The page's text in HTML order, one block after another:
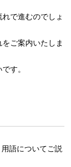
で進むのでしょ
ご案内いたしま
す。
語についてご説